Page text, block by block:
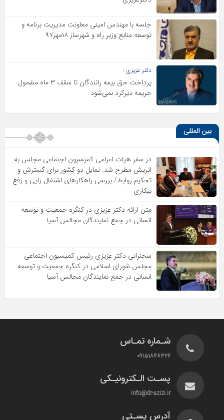
جلسه با مهندس امینی معاونت مدیریت برنامه و
توسعه منابع وزیر راه و شهرساز ۱۸مهر۹۷
دکتر عزیزی :
پرداخت حق بیمه رانندگان تا سقف ۳ ماه مشمول
جریمه دیرکرد نمی‌شود
بین المللی
در سفر هیات اعزامی کمیسیون اجتماعی مجلس به
اتریش مطرح شد: تمایل دو کشور برای گسترش و
تحکیم روابط/ بررسی راهکارهای اشتغال زایی و رفع
بیکاری
متن ارائه دکتر عزیزى در کنگره جمعیت و توسعه
انسانى در جمع نمایندگان مجالس آسیا
سخنرانى دکتر عزیزى رئیس کمیسیون اجتماعى
مجلس شوراى اسلامى در کنگره جمعیت و توسعه
انسانى در جمع نمایندگان مجالس آسیا
شـماره تمـاس
۰۹۱۵۱۸۴۸۳۲۶
پسـت الـکترونیـکی
info@dr-azizi.ir
آدرس پسـتی